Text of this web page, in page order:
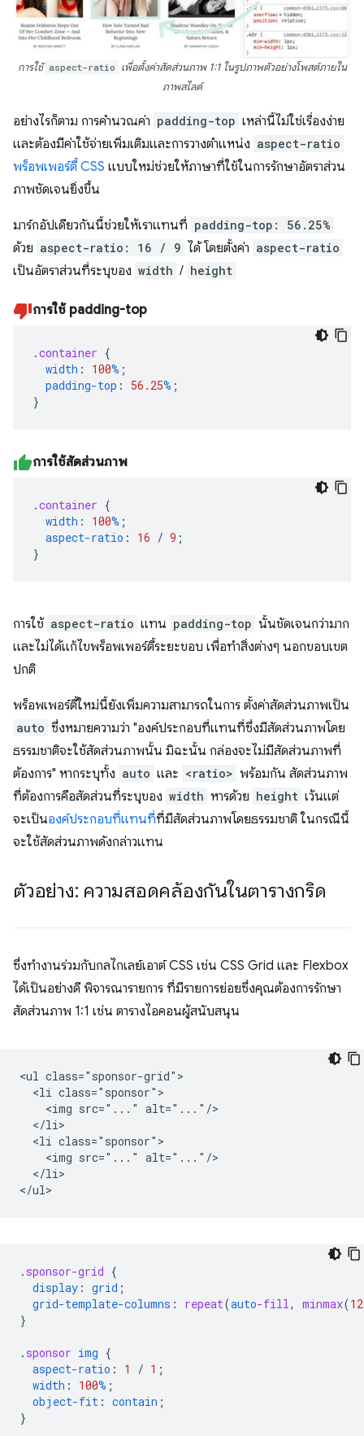
การใช้ aspect-ratio เพื่อตั้งค่าสัดส่วนภาพ 1:1 ในรูปภาพตัวอย่างโพสต์ภายใน
ภาพสไลด์
อย่างไรก็ตาม การคำนวณค่า padding-top เหล่านี้ไม่ใช่เรื่องง่าย
และต้องมีค่าใช้จ่ายเพิ่มเติมและการวางตำแหน่ง aspect-ratio
พร็อพเพอร์ตี้ CSS แบบใหม่ช่วยให้ภาษาที่ใช้ในการรักษาอัตราส่วน
ภาพชัดเจนยิ่งขึ้น
มาร์กอัปเดียวกันนี้ช่วยให้เราแทนที่ padding-top: 56.25%
ด้วย aspect-ratio: 16 / 9 ได้ โดยตั้งค่า aspect-ratio
เป็นอัตราส่วนที่ระบุของ width / height
การใช้ padding-top
.container {
width : 100% ;
padding-top : 56.25% ;
}
การใช้สัดส่วนภาพ
.container {
width : 100% ;
aspect-ratio : 16 / 9 ;
}
การใช้ aspect-ratio แทน padding-top นั้นชัดเจนกว่ามาก
และไม่ได้แก้ไขพร็อพเพอร์ตี้ระยะขอบ เพื่อทำสิ่งต่างๆ นอกขอบเขต
ปกติ
พร็อพเพอร์ตี้ใหม่นี้ยังเพิ่มความสามารถในการ ตั้งค่าสัดส่วนภาพเป็น
auto ซึ่งหมายความว่า "องค์ประกอบที่แทนที่ซึ่งมีสัดส่วนภาพโดย
ธรรมชาติจะใช้สัดส่วนภาพนั้น มิฉะนั้น กล่องจะไม่มีสัดส่วนภาพที่
ต้องการ" หากระบุทั้ง auto และ <ratio> พร้อมกัน สัดส่วนภาพ
ที่ต้องการคือสัดส่วนที่ระบุของ width หารด้วย height เว้นแต่
จะเป็นองค์ประกอบที่แทนที่ที่มีสัดส่วนภาพโดยธรรมชาติ ในกรณีนี้
จะใช้สัดส่วนภาพดังกล่าวแทน
ตัวอย่าง: ความสอดคล้องกันในตารางกริด
ซึ่งทำงานร่วมกับกลไกเลย์เอาต์ CSS เช่น CSS Grid และ Flexbox
ได้เป็นอย่างดี พิจารณารายการ ที่มีรายการย่อยซึ่งคุณต้องการรักษา
สัดส่วนภาพ 1:1 เช่น ตารางไอคอนผู้สนับสนุน
<ul class="sponsor-grid">
  <li class="sponsor">
    <img src="..." alt="..."/>
  </li>
  <li class="sponsor">
    <img src="..." alt="..."/>
  </li>
. sponsor-grid {
display : grid ;
grid-template-columns : repeat(auto-fill, minmax(
}
. sponsor img {
aspect-ratio : 1 / 1 ;
width : 100% ;
object-fit : contain ;
}